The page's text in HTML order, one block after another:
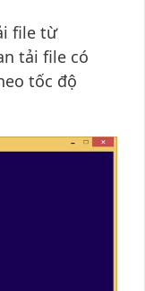
file từ
tải file có
tốc độ